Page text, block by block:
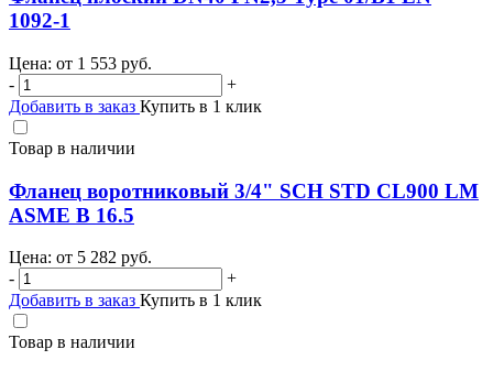
1092-1
Цена: от 1 553 руб.
-
+
Добавить в заказ Купить в 1 клик
Товар в наличии
Фланец воротниковый 3/4" SCH STD CL900 LM
ASME B 16.5
Цена: от 5 282 руб.
-
+
Добавить в заказ Купить в 1 клик
Товар в наличии